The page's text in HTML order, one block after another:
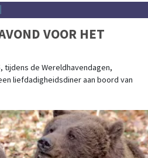
VOOR HET
tijdens de Wereldhavendagen,
liefdadigheidsdiner aan boord van